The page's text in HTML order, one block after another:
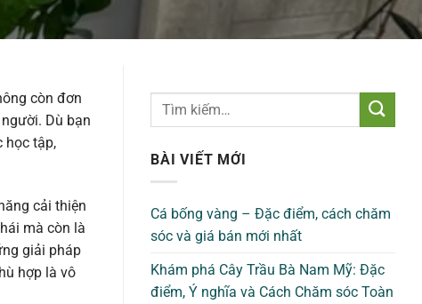
còn đơn
Dù bạn
học tập,
cải thiện
mà còn là
giải pháp
hợp là vô
BÀI VIẾT MỚI
Cá bống vàng – Đặc điểm, cách chăm
sóc và giá bán mới nhất
Khám phá Cây Trầu Bà Nam Mỹ: Đặc
điểm, Ý nghĩa và Cách Chăm sóc Toàn